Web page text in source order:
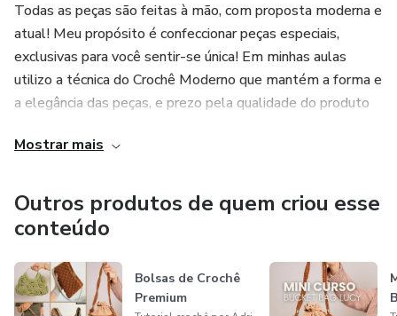
Todas as peças são feitas à mão, com proposta moderna e
atual! Meu propósito é confeccionar peças especiais,
exclusivas para você sentir-se única! Em minhas aulas
utilizo a técnica do Crochê Moderno que mantém a forma e
a elegância das peças, e prezo pela qualidade do produto
que as peças transmitam a exclusividade do produto
artesanal!
Aulas de crochê moderno para iniciantes e para quem quer
aperfeiçoar a técnica. Te ensino crochê sem mistério,
Mostrar mais
Outros produtos de quem criou esse
conteúdo
Bolsas de Crochê
Premium